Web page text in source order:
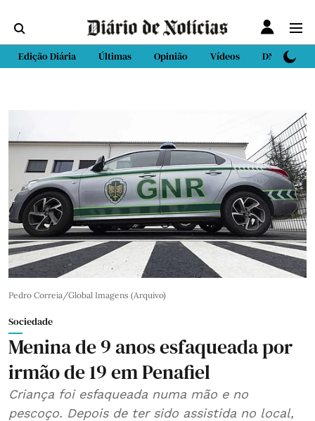
Edição Diária Últimas Opinião Vídeos DN Sport
Pedro Correia/Global Imagens (Arquivo)
Sociedade
Menina de 9 anos esfaqueada por
irmão de 19 em Penafiel
Criança foi esfaqueada numa mão e no
pescoço. Depois de ter sido assistida no local,